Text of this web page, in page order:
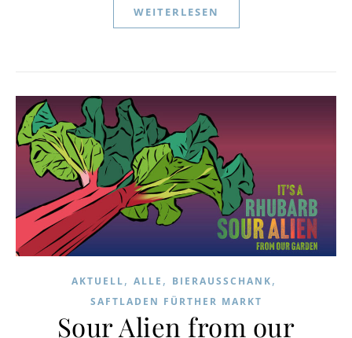
WEITERLESEN
AKTUELL, ALLE , BIERAUSSCHANK,
SAFTLADEN FÜRTHER MARKT
Sour Alien from our